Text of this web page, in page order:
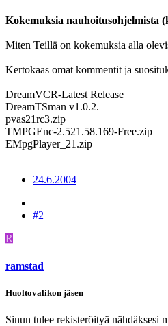
Kokemuksia nauhoitusohjelmista
Miten Teillä on kokemuksia alla
Kertokaas omat kommentit ja
DreamVCR-Latest Release
DreamTSman v1.0.2.
pvas21rc3.zip
TMPGEnc-2.521.58.169-Free.zip
EMpgPlayer_21.zip
24.6.2004
#2
R
ramstad
Huoltovalikon jäsen
Sinun tulee rekisteröityä nähdäksesi